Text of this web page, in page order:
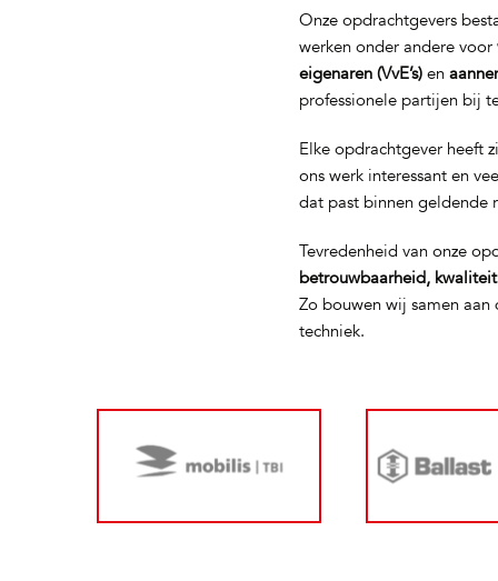
Onze opdrachtgevers
werken onder andere voor
eigenaren (VvE’s) en
professionele partijen bij
Elke opdrachtgever heeft
ons werk interessant en
dat past binnen geldende
Tevredenheid van onze
betrouwbaarheid,
Zo bouwen wij samen
techniek.